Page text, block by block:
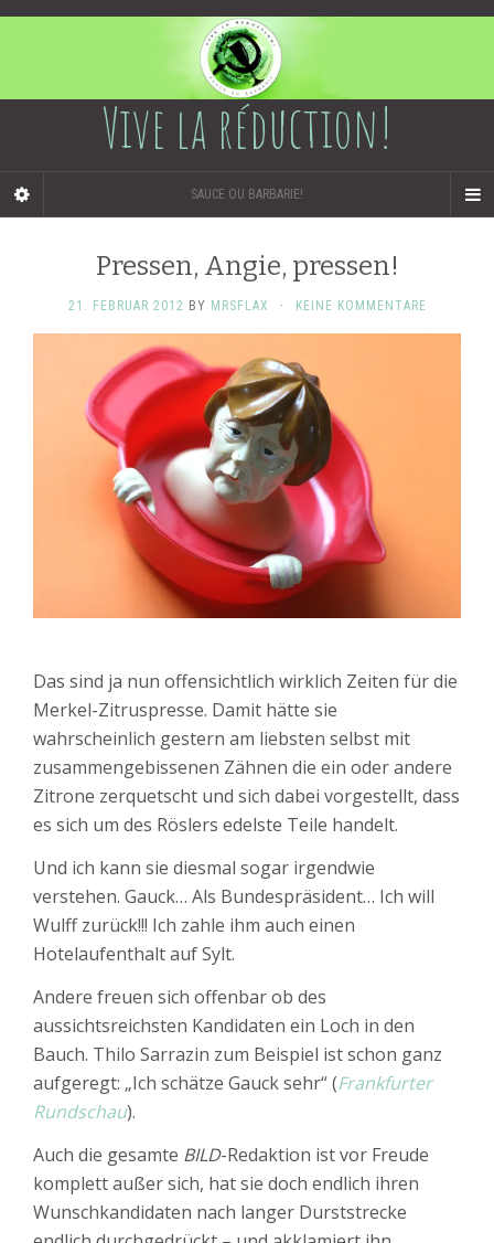
Vive la réduction!
SAUCE OU BARBARIE!
Pressen, Angie, pressen!
21. FEBRUAR 2012 BY MRSFLAX · KEINE KOMMENTARE
Das sind ja nun offensichtlich wirklich Zeiten für die
Merkel-Zitruspresse. Damit hätte sie
wahrscheinlich gestern am liebsten selbst mit
zusammengebissenen Zähnen die ein oder andere
Zitrone zerquetscht und sich dabei vorgestellt, dass
es sich um des Röslers edelste Teile handelt.
Und ich kann sie diesmal sogar irgendwie
verstehen. Gauck… Als Bundespräsident… Ich will
Wulff zurück!!! Ich zahle ihm auch einen
Hotelaufenthalt auf Sylt.
Andere freuen sich offenbar ob des
aussichtsreichsten Kandidaten ein Loch in den
Bauch. Thilo Sarrazin zum Beispiel ist schon ganz
aufgeregt: „Ich schätze Gauck sehr“ (Frankfurter
Rundschau).
Auch die gesamte BILD-Redaktion ist vor Freude
komplett außer sich, hat sie doch endlich ihren
Wunschkandidaten nach langer Durststrecke